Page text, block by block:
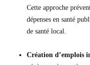
Cette approche
dépenses en santé
de santé local.
Création d’emplois